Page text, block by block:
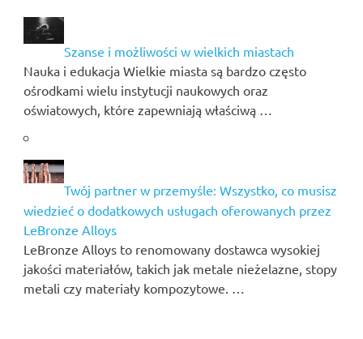
Szanse i możliwości w wielkich miastach
Nauka i edukacja Wielkie miasta są bardzo często
ośrodkami wielu instytucji naukowych oraz
oświatowych, które zapewniają właściwą …
Twój partner w przemyśle: Wszystko, co musisz
wiedzieć o dodatkowych usługach oferowanych przez
LeBronze Alloys
LeBronze Alloys to renomowany dostawca wysokiej
jakości materiałów, takich jak metale nieżelazne, stopy
metali czy materiały kompozytowe. …